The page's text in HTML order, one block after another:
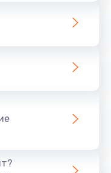
контроллер,